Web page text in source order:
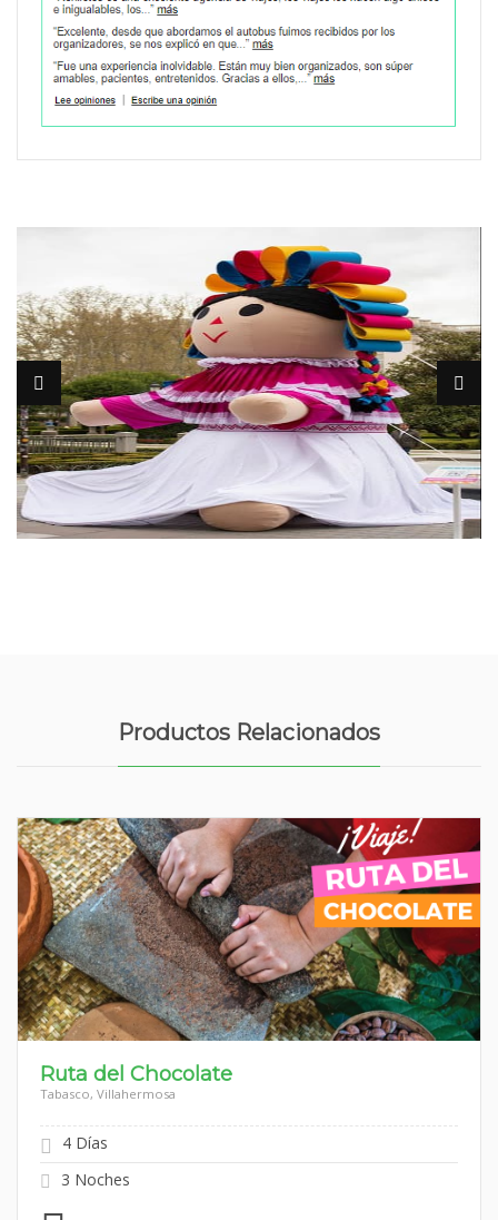
Productos Relacionados
Ruta del Chocolate
Tabasco, Villahermosa
4 Días
3 Noches